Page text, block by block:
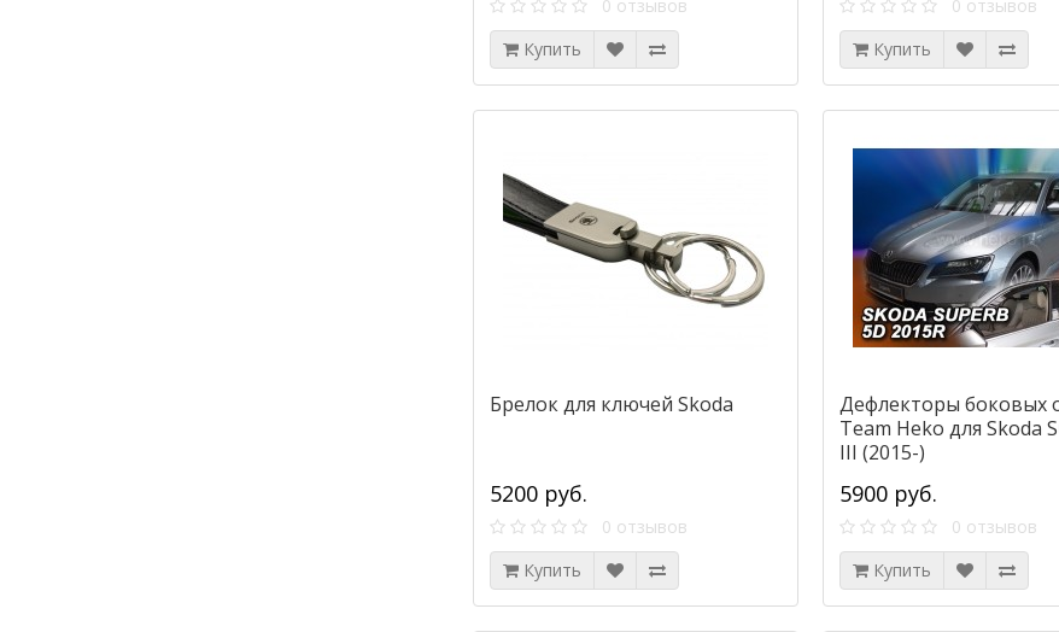
0 отзывов
Купить
0 отзывов
Купить
Брелок для ключей Skoda
5200 руб.
0 отзывов
Купить
Дефлекторы боковых
Team Heko для Skoda
III (2015-)
5900 руб.
0 отзывов
Купить